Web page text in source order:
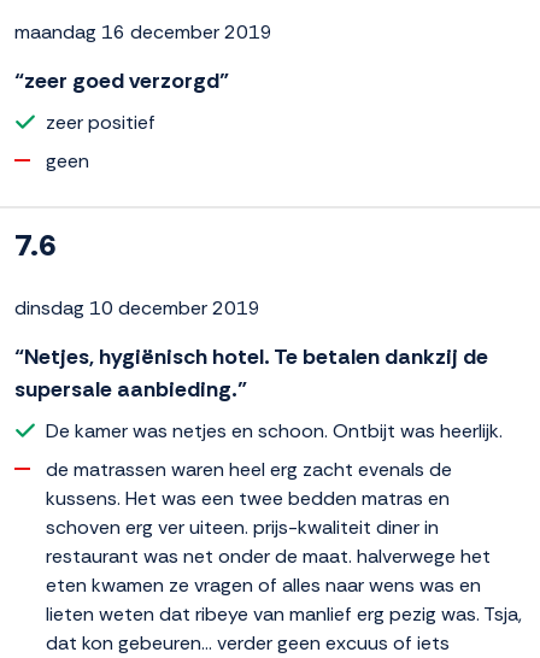
maandag 16 december 2019
“zeer goed verzorgd”
zeer positief
geen
7.6
dinsdag 10 december 2019
“Netjes, hygiënisch hotel. Te betalen dankzij de
supersale aanbieding.”
De kamer was netjes en schoon. Ontbijt was heerlijk.
de matrassen waren heel erg zacht evenals de
kussens. Het was een twee bedden matras en
schoven erg ver uiteen. prijs-kwaliteit diner in
restaurant was net onder de maat. halverwege het
eten kwamen ze vragen of alles naar wens was en
lieten weten dat ribeye van manlief erg pezig was. Tsja,
dat kon gebeuren... verder geen excuus of iets